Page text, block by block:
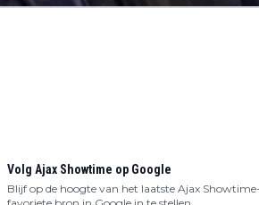
Volg Ajax Showtime op Google
Blijf op de hoogte van het laatste Ajax
favoriete bron in Google in te stellen.